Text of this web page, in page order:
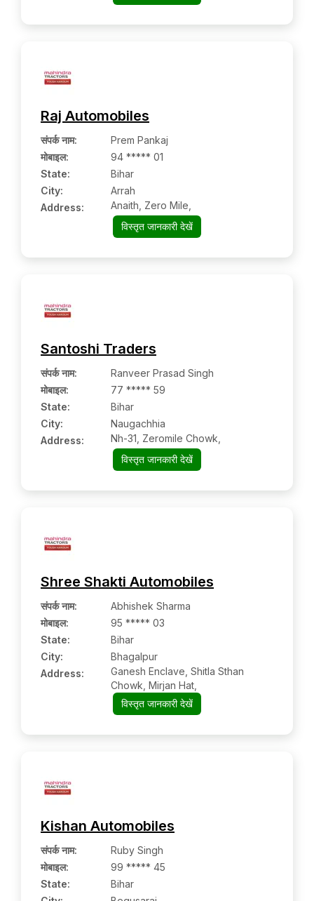
Raj Automobiles
संपर्क नाम:
Prem Pankaj
मोबाइल:
94 ***** 01
State:
Bihar
City:
Arrah
Address:
Anaith, Zero Mile,
विस्तृत जानकारी देखें
Santoshi Traders
संपर्क नाम:
Ranveer Prasad Singh
मोबाइल:
77 ***** 59
State:
Bihar
City:
Naugachhia
Address:
Nh-31, Zeromile Chowk,
विस्तृत जानकारी देखें
Shree Shakti Automobiles
संपर्क नाम:
Abhishek Sharma
मोबाइल:
95 ***** 03
State:
Bihar
City:
Bhagalpur
Address:
Ganesh Enclave, Shitla Sthan
Chowk, Mirjan Hat,
विस्तृत जानकारी देखें
Kishan Automobiles
संपर्क नाम:
Ruby Singh
मोबाइल:
99 ***** 45
State:
Bihar